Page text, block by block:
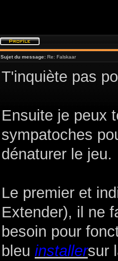
Sujet du message: Re: Falskaar
T'inquiète pas
Ensuite je peux
sympatoches
dénaturer le jeu.
Le premier et
Extender), il ne
besoin pour
bleu installersur